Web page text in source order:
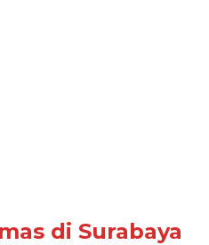
di Surabaya